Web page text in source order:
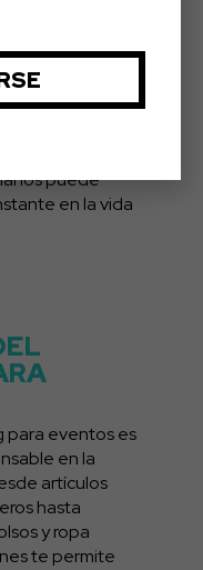
como
extendiendo tu
el evento haya
refuerza la
a un
Imagina
puede
en la vida
para eventos es
en la
artículos
hasta
y ropa
te permite